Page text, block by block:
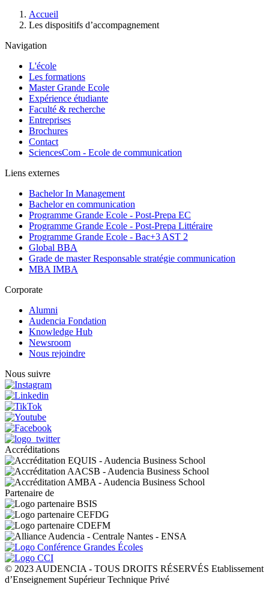
d'Ariane
Accueil
Les dispositifs d’accompagnement
Navigation
L'école
Les formations
Master Grande Ecole
Expérience étudiante
Faculté & recherche
Entreprises
Brochures
Contact
SciencesCom - Ecole de communication
Liens externes
Bachelor In Management
Bachelor en communication
Programme Grande Ecole - Post-Prepa EC
Programme Grande Ecole - Post-Prepa Littéraire
Programme Grande Ecole - Bac+3 AST 2
Global BBA
Grade de master Responsable stratégie communication
MBA IMBA
Corporate
Alumni
Audencia Fondation
Knowledge Hub
Newsroom
Nous rejoindre
Nous suivre
Accréditations
Partenaire de
© 2023 AUDENCIA - TOUS DROITS RÉSERVÉS Etablissement
d’Enseignement Supérieur Technique Privé